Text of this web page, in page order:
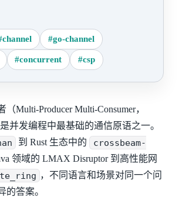
#go-channel
#concurrent #csp
Multi-Producer Multi-Consumer，
并发编程中最基础的通信原语之一。
到 Rust 生态中的
crossbeam-
领域的 LMAX Disruptor 到高性能网
，不同语言和场景对同一个问
的答案。